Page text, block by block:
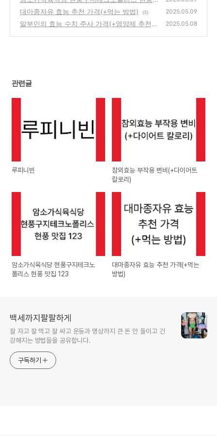
맛집 123
(3)
대마종자유 효능 추천 가격(+먹는 방법) (3) 2025.05.09
알부민의 효능 수치 주사 가격(+영양제 추천) 2025.05.08
관련글
루피니빈
참외효능 부작용 변비(+다이어트
칼로리)
암소가식육식당 현풍구지테크노
폴리스 현풍 맛집 123
대마종자유 효능 추천 가격(+먹는
방법)
백세까지팔팔하게
잘 자고 잘 먹고 잘 싸고 운동과 명상까지 큰 돈 안 들이고 건
강해지는 방법들을 공유합니다.
구독하기